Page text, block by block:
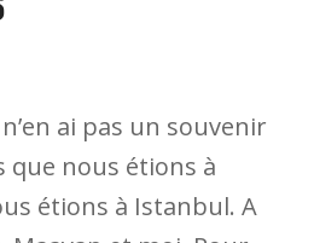
n’en ai pas un souvenir
que nous étions à
étions à Istanbul. A